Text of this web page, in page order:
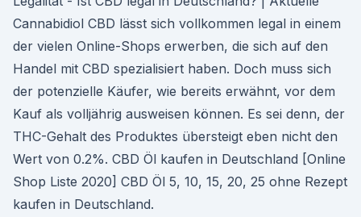
Cannabidiol CBD lässt sich vollkommen legal in einem
der vielen Online-Shops erwerben, die sich auf den
Handel mit CBD spezialisiert haben. Doch muss sich
der potenzielle Käufer, wie bereits erwähnt, vor dem
Kauf als volljährig ausweisen können. Es sei denn, der
THC-Gehalt des Produktes übersteigt eben nicht den
Wert von 0.2%. CBD Öl kaufen in Deutschland [Online
Shop Liste 2020] CBD Öl 5, 10, 15, 20, 25 ohne Rezept
kaufen in Deutschland.